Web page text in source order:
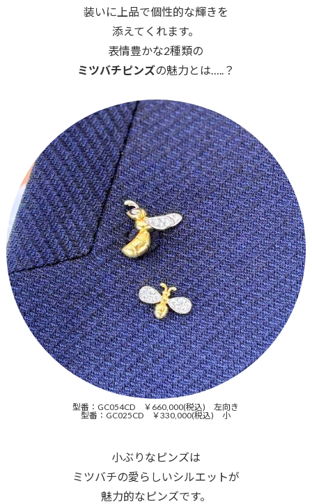
装いに上品で個性的な輝きを
添えてくれます。
表情豊かな2種類の
ミツバチピンズの魅力とは…..？
型番：GC054CD ￥660,000(税込) 左向き
型番：GC025CD ￥330,000(税込) 小
小ぶりなピンズは
ミツバチの愛らしいシルエットが
魅力的なピンズです。